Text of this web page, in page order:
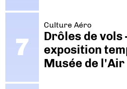
Culture Aéro
Drôles de vols
exposition
Musée de l'Air